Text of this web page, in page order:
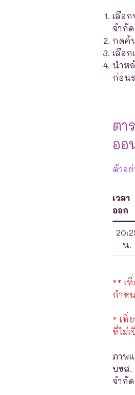
เลือ
จำกั
กดค้
เลือก
นำห
ก่อน
ตา
ออ
ตัวอ
เวลา
ออก
น.
** เ
กำห
* เที่
ที่ไม่
ภาพ
บขส.
จำกั